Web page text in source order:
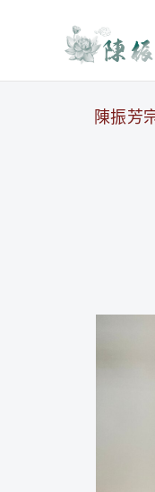
陳振芳宗教
陳振芳